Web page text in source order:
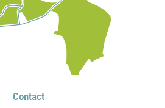
Contact